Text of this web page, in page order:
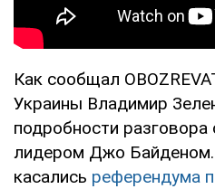
Как сообщал
Украины Владимир
подробности разговора
лидером Джо Байденом.
касались референдума